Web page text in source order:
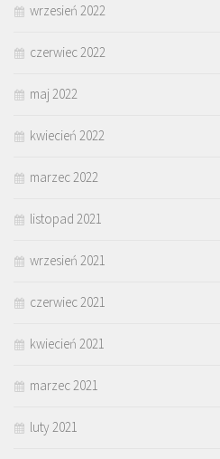
wrzesień 2022
czerwiec 2022
maj 2022
kwiecień 2022
marzec 2022
listopad 2021
wrzesień 2021
czerwiec 2021
kwiecień 2021
marzec 2021
luty 2021